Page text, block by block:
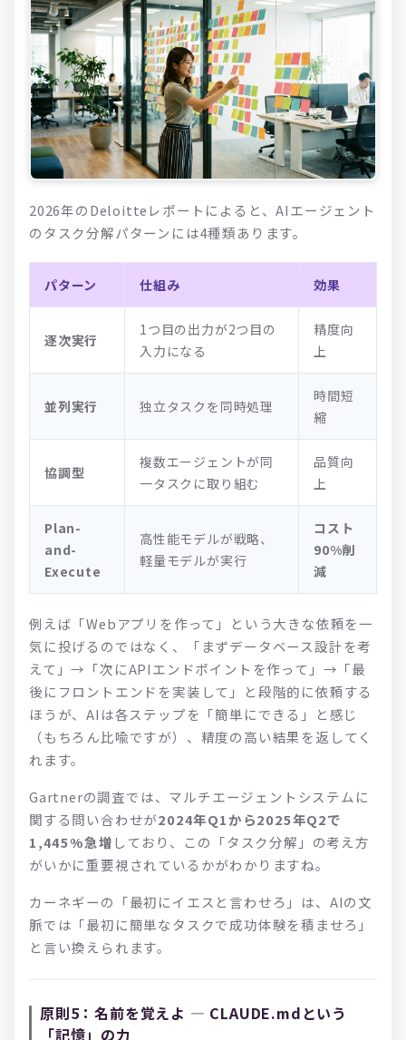
2026年のDeloitteレポートによると、AIエージェント
のタスク分解パターンには4種類あります。
パターン 仕組み 効果
逐次実行
1つ目の出力が2つ目の
入力になる
精度向
上
並列実行 独立タスクを同時処理
時間短
縮
協調型
複数エージェントが同
一タスクに取り組む
品質向
上
Plan-
and-
Execute
高性能モデルが戦略、
軽量モデルが実行
コスト
90%削
減
例えば「Webアプリを作って」という大きな依頼を一
気に投げるのではなく、「まずデータベース設計を考
えて」→「次にAPIエンドポイントを作って」→「最
後にフロントエンドを実装して」と段階的に依頼する
ほうが、AIは各ステップを「簡単にできる」と感じ
（もちろん比喩ですが）、精度の高い結果を返してく
れます。
Gartnerの調査では、マルチエージェントシステムに
関する問い合わせが2024年Q1から2025年Q2で
1,445%急増しており、この「タスク分解」の考え方
がいかに重要視されているかがわかりますね。
カーネギーの「最初にイエスと言わせろ」は、AIの文
脈では「最初に簡単なタスクで成功体験を積ませろ」
と言い換えられます。
原則5：名前を覚えよ — CLAUDE.mdという
「記憶」の力